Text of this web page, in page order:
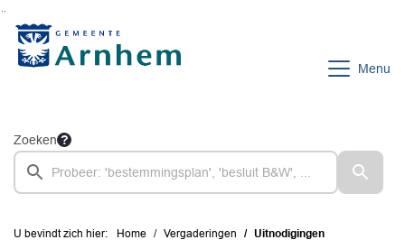
Menu
Zoeken
U bevindt zich hier: Home Vergaderingen Uitnodigingen